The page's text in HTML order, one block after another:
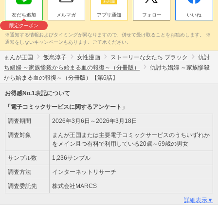
友だち追加
限定クーポン
メルマガ アプリ通知 フォロー いいね
※通知する情報およびタイミングが異なりますので、併せて受け取ることをお勧めします。 ※
通知をしないキャンペーンもあります。ご了承ください。
まんが王国 飯島淳子 女性漫画 ストーリーな女たち ブラック
仇討
ち娼婦 ～家族惨殺から始まる血の報復～（分冊版）
仇討ち娼婦 ～家族惨殺
から始まる血の報復～（分冊版）【第6話】
お得感No.1表記について
「電子コミックサービスに関するアンケート」
調査期間 2026年3月6日～2026年3月18日
調査対象
まんが王国または主要電子コミックサービスのうちいずれか
をメイン且つ有料で利用している20歳～69歳の男女
サンプル数 1,236サンプル
調査方法 インターネットリサーチ
調査委託先 株式会社MARCS
詳細表示▼